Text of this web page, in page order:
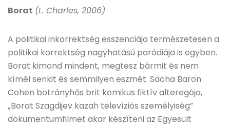
Borat (L. Charles, 2006)
A politikai inkorrektség esszenciája természetesen a
politikai korrektség nagyhatású paródiája is egyben.
Borat kimond mindent, megtesz bármit és nem
kímél senkit és semmilyen eszmét. Sacha Baron
Cohen botrányhős brit komikus fiktív alteregója,
„Borat Szagdijev kazah televíziós személyiség”
dokumentumfilmet akar készíteni az Egyesült